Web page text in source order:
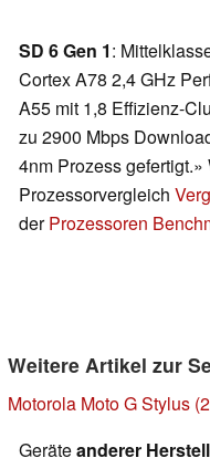
SD 6 Gen 1:
Cortex A78 2,4 GHz
A55 mit 1,8 Effizienz-
zu 2900 Mbps
4nm Prozess
Prozessorvergleich
derProzessoren
Weitere Artikel zur
Motorola Moto G Stylus
Geräteanderer